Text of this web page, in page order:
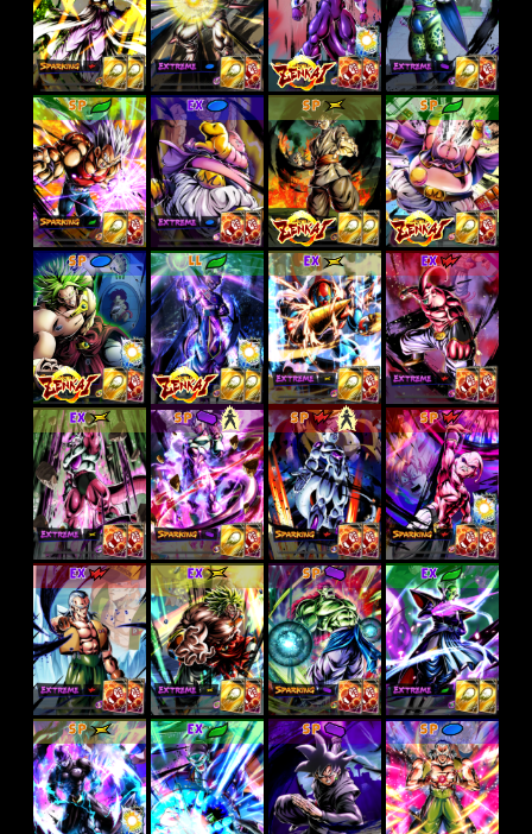
SP EX SP SP
SP LL EX EX
EX SP SP SP
EX EX SP EX
SP EX SP SP